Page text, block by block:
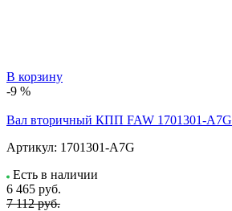
В корзину
-9 %
Вал вторичный КПП FAW 1701301-A7G
Артикул: 1701301-A7G
Есть в наличии
6 465 руб.
7 112 руб.